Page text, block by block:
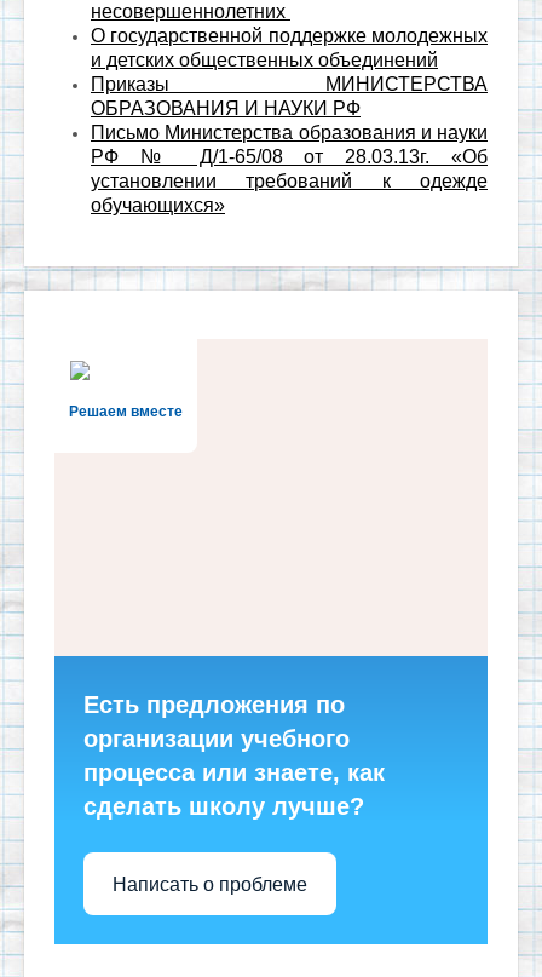
несовершеннолетних
О государственной поддержке молодежных
и детских общественных объединений
Приказы МИНИСТЕРСТВА
ОБРАЗОВАНИЯ И НАУКИ РФ
Письмо Министерства образования и науки
РФ № Д/1-65/08 от 28.03.13г. «Об
установлении требований к одежде
обучающихся»
Решаем вместе
Есть предложения по
организации учебного
процесса или знаете, как
сделать школу лучше?
Написать о проблеме